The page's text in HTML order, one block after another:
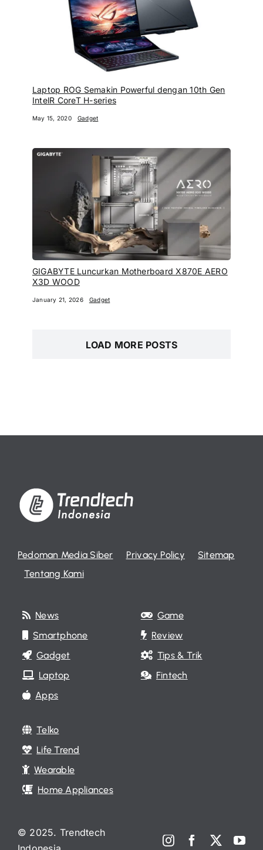
Laptop ROG Semakin Powerful dengan 10th Gen
IntelR CoreT H-series
May 15, 2020 Gadget
GIGABYTE Luncurkan Motherboard X870E AERO
X3D WOOD
January 21, 2026 Gadget
LOAD MORE POSTS
Pedoman Media Siber Privacy Policy
Sitemap
Tentang Kami
News
Smartphone
Gadget
Laptop
Apps
Game
Review
Tips & Trik
Fintech
Telko
Life Trend
Wearable
Home Appliances
© 2025. Trendtech